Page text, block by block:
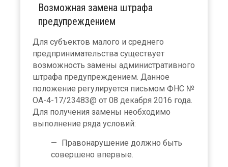
Возможная замена штрафа
предупреждением
Для субъектов малого и среднего
предпринимательства существует
возможность замены административного
штрафа предупреждением. Данное
положение регулируется письмом ФНС №
ОА-4-17/23483@ от 08 декабря 2016 года.
Для получения замены необходимо
выполнение ряда условий:
Правонарушение должно быть
совершено впервые.